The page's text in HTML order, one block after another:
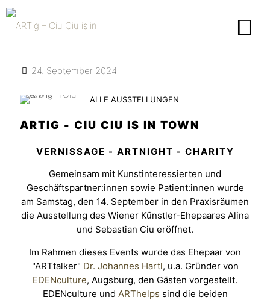
24. September 2024
ALLE AUSSTELLUNGEN
ARTIG - CIU CIU IS IN TOWN
VERNISSAGE - ARTNIGHT - CHARITY
Gemeinsam mit Kunstinteressierten und
Geschäftspartner:innen sowie Patient:innen wurde
am Samstag, den 14. September in den Praxisräumen
die Ausstellung des Wiener Künstler-Ehepaares Alina
und Sebastian Ciu eröffnet.
Im Rahmen dieses Events wurde das Ehepaar von
"ARTtalker" Dr. Johannes Hartl, u.a. Gründer von
EDENculture, Augsburg, den Gästen vorgestellt.
EDENculture und ARThelps sind die beiden